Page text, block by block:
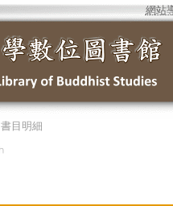
網站
書目明細